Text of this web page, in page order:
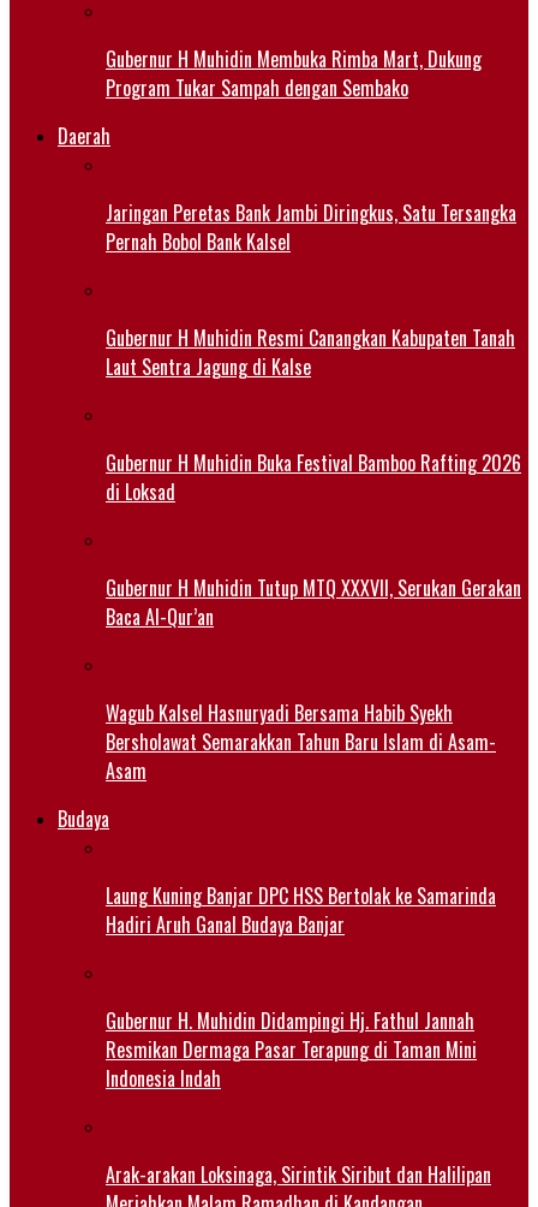
Gubernur H Muhidin Membuka Rimba Mart, Dukung
Program Tukar Sampah dengan Sembako
Daerah
Jaringan Peretas Bank Jambi Diringkus, Satu Tersangka
Pernah Bobol Bank Kalsel
Gubernur H Muhidin Resmi Canangkan Kabupaten Tanah
Laut Sentra Jagung di Kalse
Gubernur H Muhidin Buka Festival Bamboo Rafting 2026
di Loksad
Gubernur H Muhidin Tutup MTQ XXXVII, Serukan Gerakan
Baca Al-Qur’an
Wagub Kalsel Hasnuryadi Bersama Habib Syekh
Bersholawat Semarakkan Tahun Baru Islam di Asam-
Asam
Budaya
Laung Kuning Banjar DPC HSS Bertolak ke Samarinda
Hadiri Aruh Ganal Budaya Banjar
Gubernur H. Muhidin Didampingi Hj. Fathul Jannah
Resmikan Dermaga Pasar Terapung di Taman Mini
Indonesia Indah
Arak-arakan Loksinaga, Sirintik Siribut dan Halilipan